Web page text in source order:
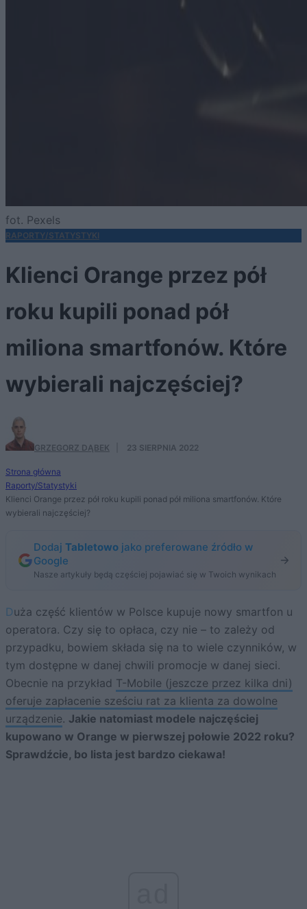
fot. Pexels
RAPORTY/STATYSTYKI
Klienci Orange przez pół
roku kupili ponad pół
miliona smartfonów. Które
wybierali najczęściej?
GRZEGORZ DĄBEK 23 SIERPNIA 2022
Strona główna
Raporty/Statystyki
Klienci Orange przez pół roku kupili ponad pół miliona smartfonów. Które
wybierali najczęściej?
Dodaj Tabletowo jako preferowane źródło w
Google
Nasze artykuły będą częściej pojawiać się w Twoich wynikach
Duża część klientów w Polsce kupuje nowy smartfon u
operatora. Czy się to opłaca, czy nie – to zależy od
przypadku, bowiem składa się na to wiele czynników, w
tym dostępne w danej chwili promocje w danej sieci.
Obecnie na przykład T-Mobile (jeszcze przez kilka dni)
oferuje zapłacenie sześciu rat za klienta za dowolne
urządzenie. Jakie natomiast modele najczęściej
kupowano w Orange w pierwszej połowie 2022 roku?
Sprawdźcie, bo lista jest bardzo ciekawa!